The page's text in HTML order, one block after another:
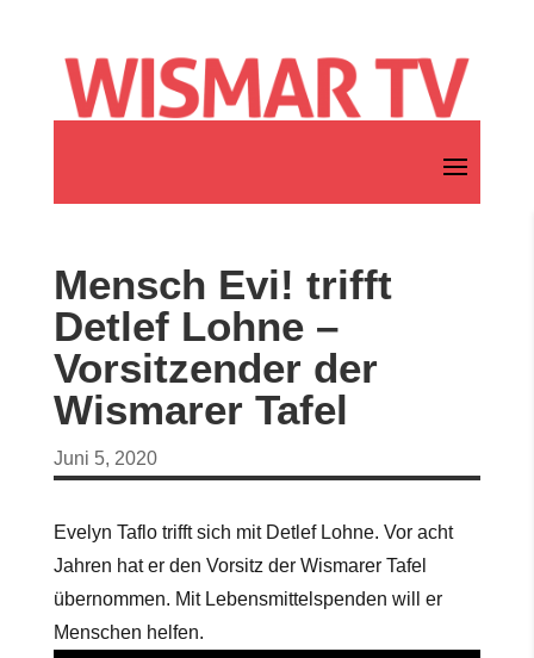
Mensch Evi! trifft
Detlef Lohne –
Vorsitzender der
Wismarer Tafel
Juni 5, 2020
Evelyn Taflo trifft sich mit Detlef Lohne. Vor acht
Jahren hat er den Vorsitz der Wismarer Tafel
übernommen. Mit Lebensmittelspenden will er
Menschen helfen.